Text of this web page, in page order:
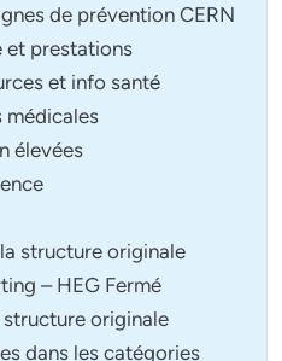
de prévention CERN
et prestations
et info santé
médicales
élevées
structure originale
– HEG Fermé
structure originale
dans les catégories